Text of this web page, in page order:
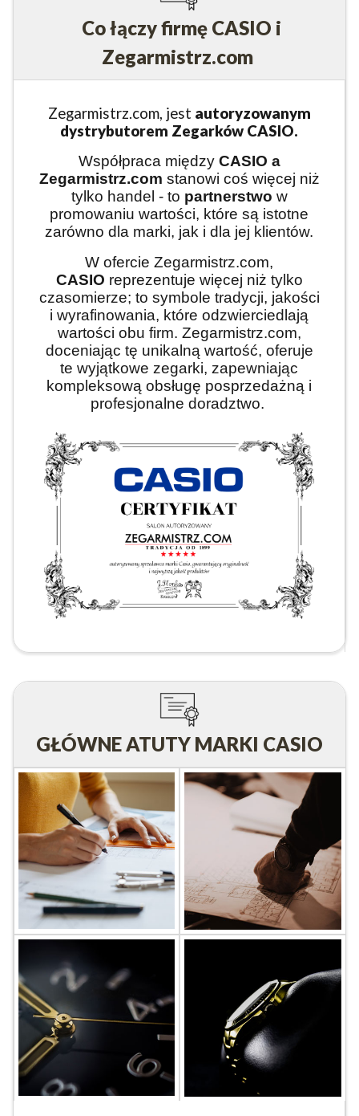
Co łączy firmę CASIO i
Zegarmistrz.com
Zegarmistrz.com, jest autoryzowanym
dystrybutorem Zegarków CASIO.
Współpraca między CASIO a
Zegarmistrz.com stanowi coś więcej niż
tylko handel - to partnerstwo w
promowaniu wartości, które są istotne
zarówno dla marki, jak i dla jej klientów.
W ofercie Zegarmistrz.com,
CASIO reprezentuje więcej niż tylko
czasomierze; to symbole tradycji, jakości
i wyrafinowania, które odzwierciedlają
wartości obu firm. Zegarmistrz.com,
doceniając tę unikalną wartość, oferuje
te wyjątkowe zegarki, zapewniając
kompleksową obsługę posprzedażną i
profesjonalne doradztwo.
GŁÓWNE ATUTY MARKI CASIO